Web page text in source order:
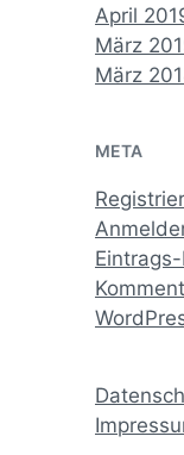
April
März
März
META